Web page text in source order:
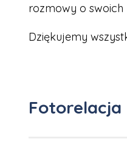
rozmowy o
Dziękujemy
Fotorelacja